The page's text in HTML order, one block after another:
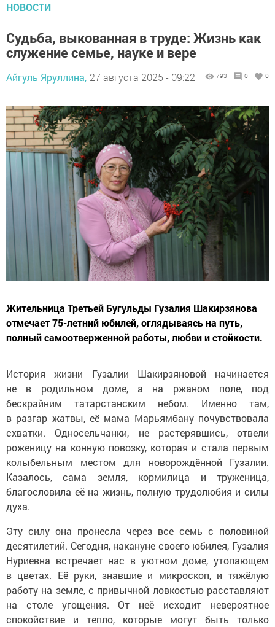
НОВОСТИ
Судьба, выкованная в труде: Жизнь как
служение семье, науке и вере
Айгуль Яруллина, 27 августа 2025 - 09:22 793 0 0
Жительница Третьей Бугульды Гузалия Шакирзянова
отмечает 75-летний юбилей, оглядываясь на путь,
полный самоотверженной работы, любви и стойкости.
История жизни Гузалии Шакирзяновой начинается
не в родильном доме, а на ржаном поле, под
бескрайним татарстанским небом. Именно там,
в разгар жатвы, её мама Марьямбану почувствовала
схватки. Односельчанки, не растерявшись, отвели
роженицу на конную повозку, которая и стала первым
колыбельным местом для новорождённой Гузалии.
Казалось, сама земля, кормилица и труженица,
благословила её на жизнь, полную трудолюбия и силы
духа.
Эту силу она пронесла через все семь с половиной
десятилетий. Сегодня, накануне своего юбилея, Гузалия
Нуриевна встречает нас в уютном доме, утопающем
в цветах. Её руки, знавшие и микроскоп, и тяжёлую
работу на земле, с привычной ловкостью расставляют
на столе угощения. От неё исходит невероятное
спокойствие и тепло, которые могут быть только